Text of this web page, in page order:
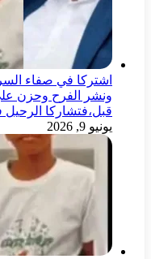
اشتركا في صفاء
ونشر الفرح وحزن
قبل،فتشاركا الرحيل
يونيو 9, 2026